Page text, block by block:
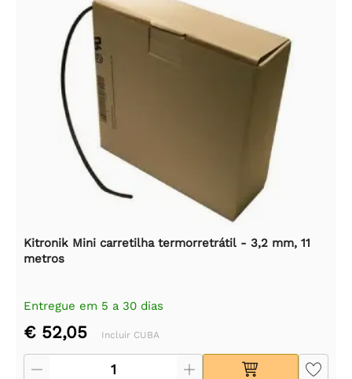
Kitronik Mini carretilha termorretrátil - 3,2 mm, 11
metros
Entregue em 5 a 30 dias
€ 52,05 Incluir CUBA